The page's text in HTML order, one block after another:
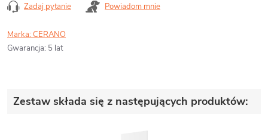
Zadaj pytanie Powiadom mnie
Marka:CERANO
Gwarancja: 5 lat
Zestaw składa się z następujących produktów: